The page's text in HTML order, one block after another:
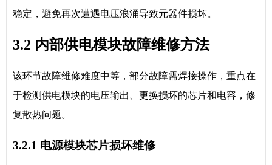
稳定，避免再次遭遇电压浪涌导致元器件损坏。
3.2 内部供电模块故障维修方法
该环节故障维修难度中等，部分故障需焊接操作，重点在
于检测供电模块的电压输出、更换损坏的芯片和电容，修
复散热问题。
3.2.1 电源模块芯片损坏维修